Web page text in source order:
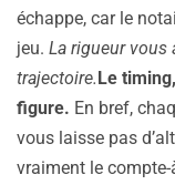
échappe, car le
jeu. La rigueur vous
trajectoire.Le
figure. En bref,
vous laisse pas
vraiment le compte-